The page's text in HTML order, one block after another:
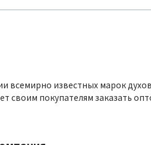
всемирно известных марок
своим покупателям заказать